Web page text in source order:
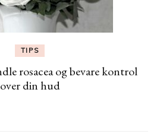
TIPS
rosacea og bevare kontrol
over din hud